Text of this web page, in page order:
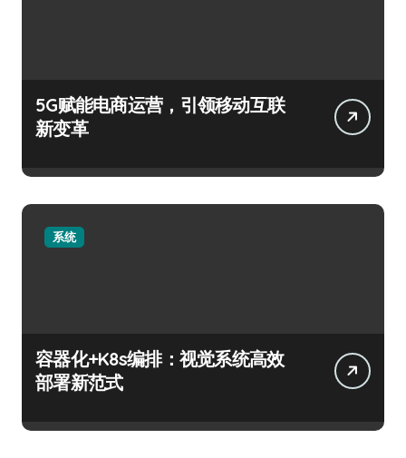
5G赋能电商运营，引领移动互联
新变革
系统
容器化+K8s编排：视觉系统高效
部署新范式